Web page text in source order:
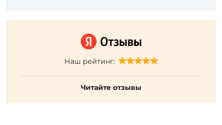
Наш рейтинг:
Читайте отзывы